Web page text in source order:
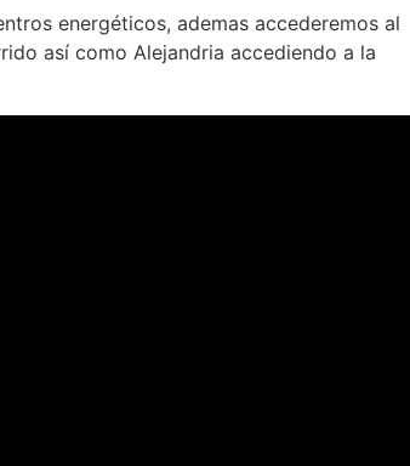
energéticos, ademas accederemos al
así como Alejandria accediendo a la